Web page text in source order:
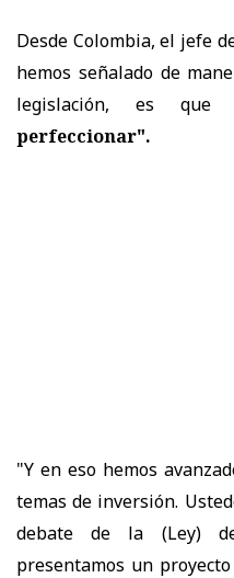
Desde Colombia, el jefe
hemos señalado de
legislación, es que
perfeccionar".
"Y en eso hemos
temas de inversión.
debate de la (Ley) de
presentamos un